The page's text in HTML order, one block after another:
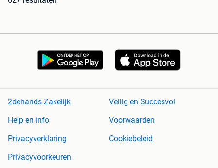
2dehands Zakelijk
Veilig en Succesvol
Help en info
Voorwaarden
Privacyverklaring
Cookiebeleid
Privacyvoorkeuren